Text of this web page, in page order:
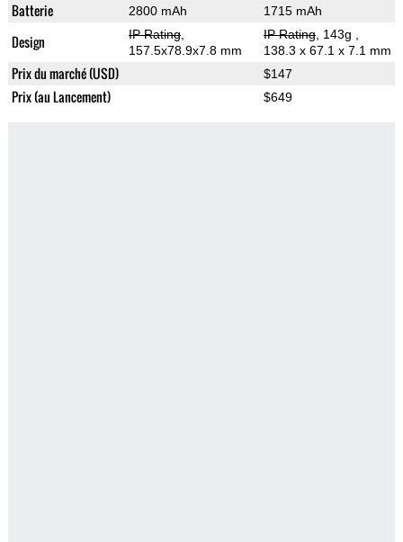
Batterie 2800 mAh 1715 mAh
Design IP Rating,
157.5x78.9x7.8 mm
IP Rating, 143g
138.3 x 67.1 x 7.1 mm
Prix du marché (USD) $147
Prix (au Lancement) $649